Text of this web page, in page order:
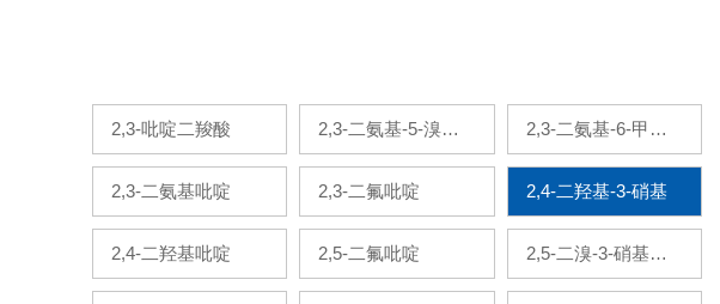
2,3-吡啶二羧酸 2,3-二氨基-5-溴吡 2,3-二氨基-6-甲氧
2,3-二氨基吡啶 2,3-二氟吡啶 2,4-二羟基-3-硝基
2,4-二羟基吡啶 2,5-二氟吡啶 2,5-二溴-3-硝基吡